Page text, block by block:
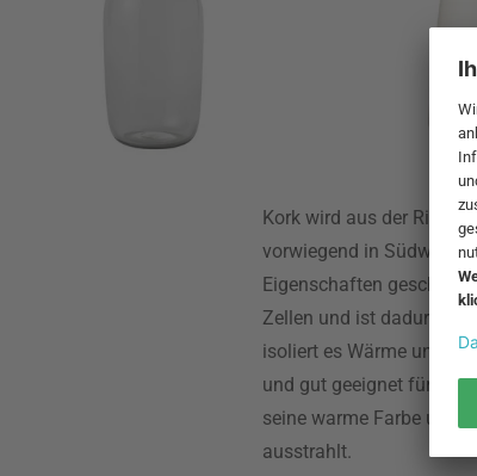
Kork wird aus der Rinde
vorwiegend in
Eigenschaften
Zellen und ist dadurch
isoliert es Wärme und
und gut geeignet für
seine warme Farbe und
ausstrahlt.